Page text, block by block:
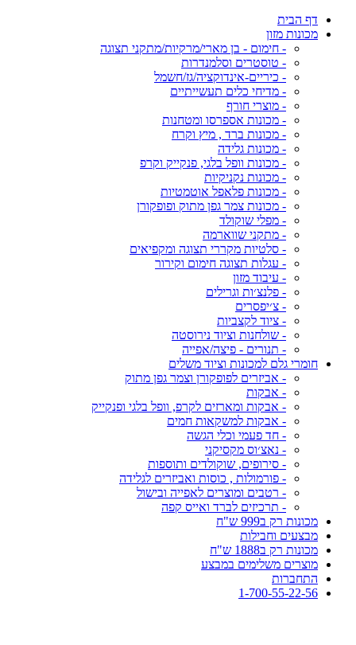
דף הבית
מכונות מזון
- חימום - בן מארי/מרקיות/מתקני תצוגה
- טוסטרים וסלמנדרות
- כיריים-אינדוקציה/גז/חשמל
- מדיחי כלים תעשייתיים
- מוצרי חורף
- מכונות אספרסו ומטחנות
- מכונות ברד , מיץ וקרח
- מכונות גלידה
- מכונות וופל בלגי, פנקייק וקרפ
- מכונות נקניקיות
- מכונות פלאפל אוטמטיות
- מכונות צמר גפן מתוק ופופקורן
- מפלי שוקולד
- מתקני שווארמה
- סלטיות מקררי תצוגה ומקפיאים
- עגלות תצוגה חימום וקירור
- עיבוד מזון
- פלנצ׳ות וגרילים
- צ׳יפסרים
- ציוד לקצביות
- שולחנות וציוד נירוסטה
- תנורים - פיצה/אפייה
חומרי גלם למכונות וציוד משלים
- אביזרים לפופקורן וצמר גפן מתוק
- אבקות
- אבקות ומארזים לקרפ, וופל בלגי ופנקייק
- אבקות למשקאות חמים
- חד פעמי וכלי הגשה
- נאצ׳וס מקסיקני
- סירופים, שוקולדים ותוספות
- פורמולות , כוסות ואביזרים לגלידה
- רטבים ומוצרים לאפייה ובישול
- תרכיזים לברד ואייס קפה
מכונות רק ב999 ש"ח
מבצעים וחבילות
מכונות רק ב1888 ש"ח
מוצרים משלימים במבצע
התחברות
1-700-55-22-56